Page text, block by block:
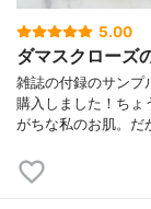
5.00
ダマスクローズ
雑誌の付録のサンプ
購入しました！ちょ
がちな私のお肌。だ